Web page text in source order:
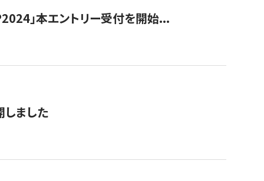
」本エントリー受付を開始...
しました